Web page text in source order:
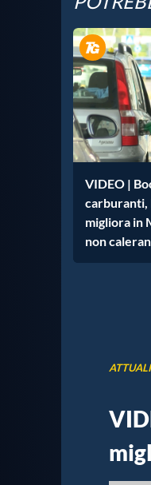
VIDEO |
carburanti,
migliora in
non